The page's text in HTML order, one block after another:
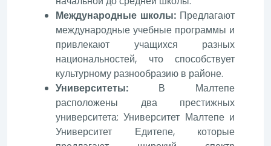
Международные школы:Предлагают
международные учебные программы и
привлекают учащихся разных
национальностей, что способствует
культурному разнообразию в районе.
Университеты: В Малтепе
расположены два престижных
университета: Университет Малтепе и
Университет Едитепе, которые